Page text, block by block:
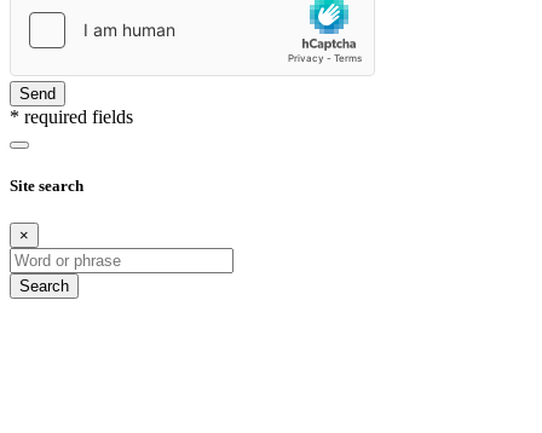
Send
* required fields
Site search
×
Search